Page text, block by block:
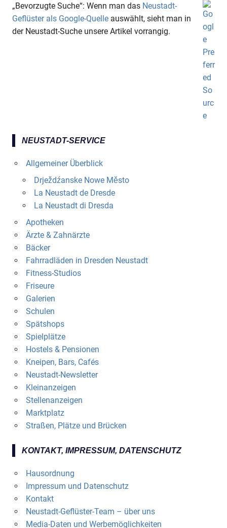
„Bevorzugte Suche“: Wenn man das Neustadt-
Geflüster als Google-Quelle auswählt, sieht man in
der Neustadt-Suche unsere Artikel vorrangig.
NEUSTADT-SERVICE
Allgemeiner Überblick
Drježdźanske Nowe Město
La Neustadt de Dresde
La Neustadt di Dresda
Apotheken
Ärzte & Zahnärzte
Bäcker
Fahrradläden in Dresden Neustadt
Fitness-Studios
Friseure
Galerien
Schulen
Spätshops
Spielplätze
Hostels & Pensionen
Kneipen, Bars, Cafés
Neustadt-Newsletter
Kleinanzeigen
Stellenanzeigen
Marktplatz
Straßen, Plätze und Brücken
KONTAKT, IMPRESSUM, DATENSCHUTZ
Hausordnung
Impressum und Datenschutz
Kontakt
Neustadt-Geflüster-Team – über uns
Media-Daten und Werbemöglichkeiten